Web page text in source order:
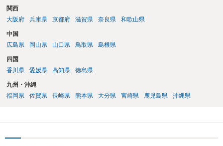
関西
大阪府
兵庫県 京都府 滋賀県 奈良県 和歌山県
中国
広島県
岡山県 山口県 鳥取県 島根県
四国
香川県
愛媛県 高知県 徳島県
九州・沖縄
福岡県
佐賀県 長崎県 熊本県 大分県 宮崎県 鹿児島県 沖縄県